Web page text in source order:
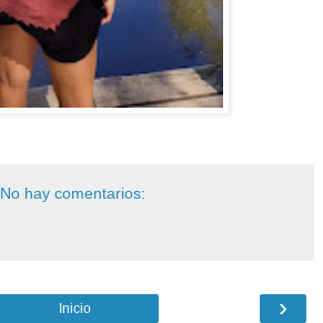
No hay comentarios:
›
Inicio